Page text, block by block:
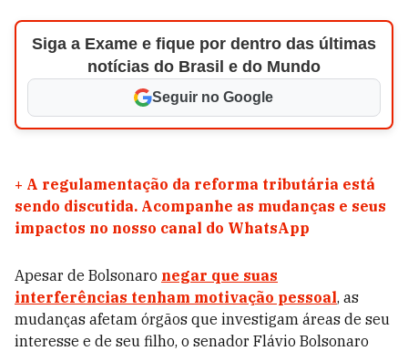
Siga a Exame e fique por dentro das últimas
notícias do Brasil e do Mundo
Seguir no Google
+ A regulamentação da reforma tributária está
sendo discutida. Acompanhe as mudanças e seus
impactos no nosso canal do WhatsApp
Apesar de Bolsonaro negar que suas
interferências tenham motivação pessoal, as
mudanças afetam órgãos que investigam áreas de seu
interesse e de seu filho, o senador Flávio Bolsonaro